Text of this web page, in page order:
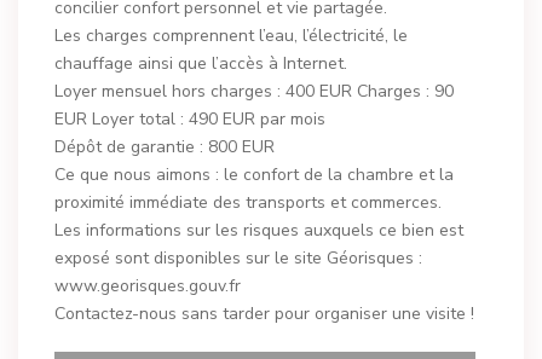
concilier confort personnel et vie partagée.
Les charges comprennent l’eau, l’électricité, le
chauffage ainsi que l’accès à Internet.
Loyer mensuel hors charges : 400 EUR Charges : 90
EUR Loyer total : 490 EUR par mois
Dépôt de garantie : 800 EUR
Ce que nous aimons : le confort de la chambre et la
proximité immédiate des transports et commerces.
Les informations sur les risques auxquels ce bien est
exposé sont disponibles sur le site Géorisques :
www.georisques.gouv.fr
Contactez-nous sans tarder pour organiser une visite !